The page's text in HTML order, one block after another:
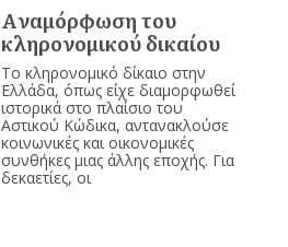
Aναμόρφωση του
κληρονομικού δικαίου
Το κληρονομικό δίκαιο στην
Ελλάδα, όπως είχε διαμορφωθεί
ιστορικά στο πλαίσιο του
Αστικού Κώδικα, αντανακλούσε
κοινωνικές και οικονομικές
συνθήκες μιας άλλης εποχής. Για
δεκαετίες, οι